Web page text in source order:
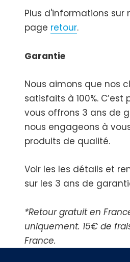
Plus d'informations sur
page retour.
Garantie
Nous aimons que nos
satisfaits à 100%. C’est
vous offrons 3 ans de
nous engageons à
produits de qualité.
Voir les les détails et
sur les 3 ans de
*Retour gratuit en
uniquement. 15€ de
France.